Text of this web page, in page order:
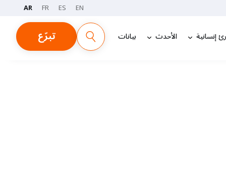
EN
ES
FR
AR
إنسانية الأحدث بيانات تبرّع